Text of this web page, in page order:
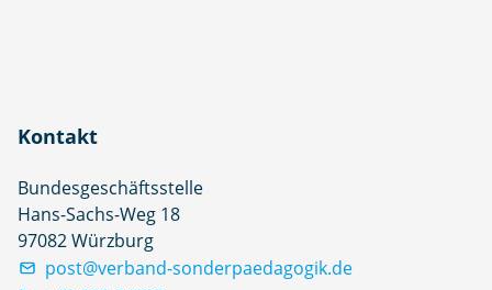
Kontakt
Bundesgeschäftsstelle
Hans-Sachs-Weg 18
97082 Würzburg
post@verband-sonderpaedagogik.de